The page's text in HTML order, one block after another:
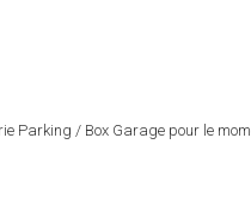
Parking / Box Garage pour le